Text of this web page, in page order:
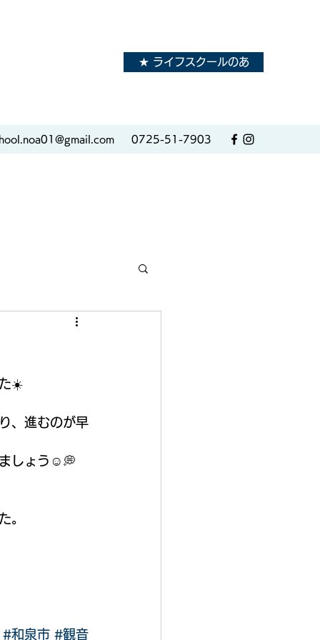
★ ライフスクールのあ
0725-51-7903
た☀️
、進むのが早
しょう☺️💭
。
#和泉市 #観音